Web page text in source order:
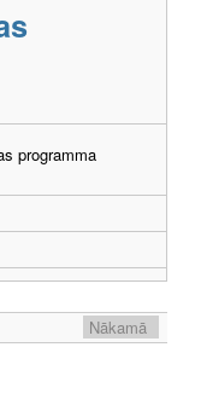
programma
Nākamā